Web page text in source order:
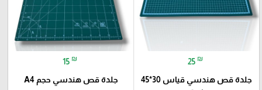
25 ₪
جلدة قص هندسي قياس 30*45
15 ₪
جلدة قص هندسي حجم A4